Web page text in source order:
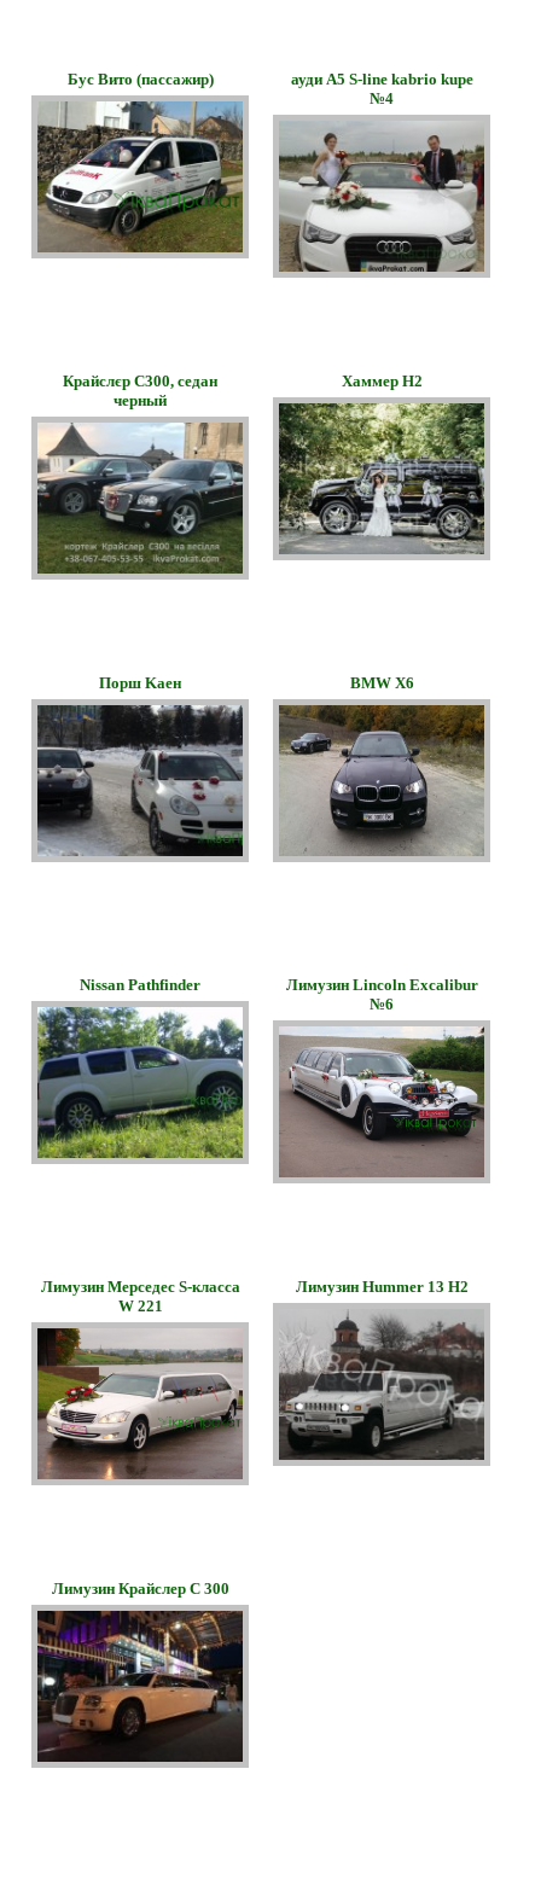
Бус Вито (пассажир)
ауди А5 S-line kabrio kupe
№4
Крайслєр С300, седан
черный
Хаммер Н2
Порш Kаен BMW Х6
Nissan Pathfinder
Лимузин Lincoln Excalibur
№6
Лимузин Мерседес S-класса
W 221
Лимузин Hummer 13 H2
Лимузин Крайслер С 300